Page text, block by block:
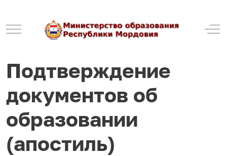
Mobile Menu Toggle
Подтверждение
документов об
образовании
(апостиль)